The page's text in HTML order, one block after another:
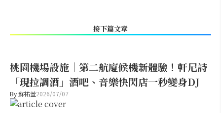
接下篇文章
桃園機場設施｜第二航廈候機新體驗！軒尼詩
「現拉調酒」酒吧、音樂快閃店一秒變身DJ
By蘇祐萱2026/07/07